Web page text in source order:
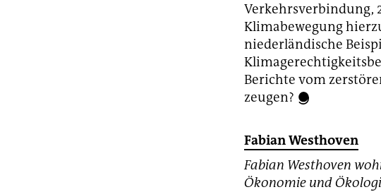
Verkehrsverbindung,
Klimabewegung
niederländische
Berichte vom
zeugen?
Fabian Westhoven
Fabian Westhoven
Ökonomie und